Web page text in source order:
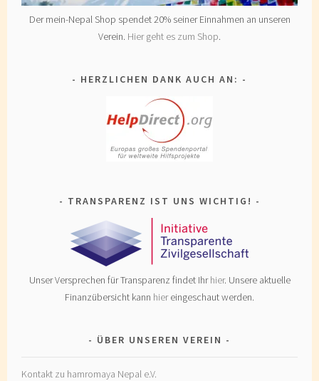
Der mein-Nepal Shop spendet 20% seiner Einnahmen an unseren
Verein. Hier geht es zum Shop.
HERZLICHEN DANK AUCH AN:
TRANSPARENZ IST UNS WICHTIG!
Unser Versprechen für Transparenz findet Ihrhier. Unsere aktuelle
Finanzübersicht kann hiereingeschaut werden.
ÜBER UNSEREN VEREIN
Kontakt zu hamromaya Nepal e.V.